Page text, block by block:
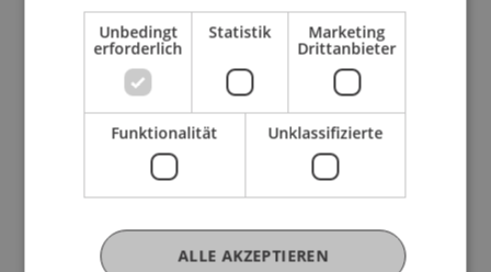
Praxisbezug und Studienalltag
• Informationen zu Karriereperspektiven und
internationalen Möglichkeiten
• Tipps zu Bewerbung und Aufnahmeverfahren
• Unterstützung zur Portfoliomappe (Architektur)
• Infos zu Ausland, Wohnen und Campusleben
• Campus Tour
Hier bekommst du keine allgemeinen
Broschüren-Antworten, sondern konkrete
Unbedingt
erforderlich
Statistik Marketing
Drittanbieter
Funktionalität Unklassifizierte
ALLE AKZEPTIEREN